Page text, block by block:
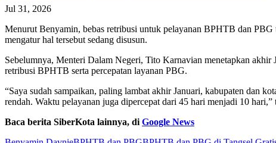
Jul 31, 2026
Menurut Benyamin, bebas retribusi untuk pelayanan BPHTB dan
mengatur hal tersebut sedang disusun.
Sebelumnya, Menteri Dalam Negeri, Tito Karnavian menetapkan akhir
retribusi BPHTB serta percepatan layanan PBG.
“Saya sudah sampaikan, paling lambat akhir Januari, kabupaten dan
rendah. Waktu pelayanan juga dipercepat dari 45 hari menjadi 10 hari,”
Baca berita SiberKota lainnya, di Google News